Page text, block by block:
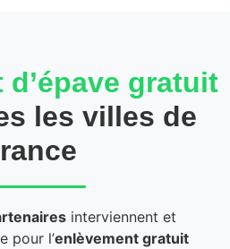
d’épave gratuit
les villes de
interviennent et
pour l’enlèvement gratuit